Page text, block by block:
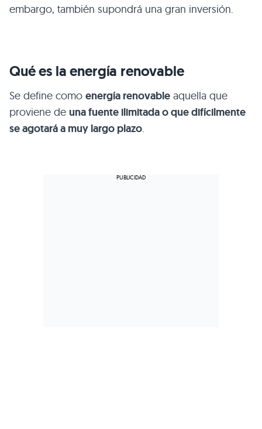
embargo, también supondrá una gran inversión.
Qué es la energía renovable
Se define como energía renovable aquella que
proviene de una fuente ilimitada o que difícilmente
se agotará a muy largo plazo.